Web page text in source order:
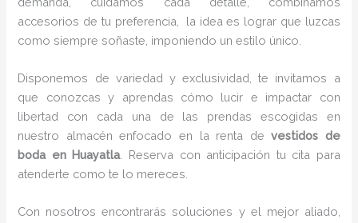
accesorios de tu preferencia, la idea es lograr que luzcas
como siempre soñaste, imponiendo un estilo único.
Disponemos de variedad y exclusividad, te invitamos a
que conozcas y aprendas cómo lucir e impactar con
libertad con cada una de las prendas escogidas en
nuestro almacén enfocado en la renta devestidos de
boda en Huayatla. Reserva con anticipación tu cita para
atenderte como te lo mereces.
Con nosotros encontrarás soluciones y el mejor aliado,